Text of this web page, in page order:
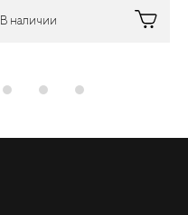
В наличии